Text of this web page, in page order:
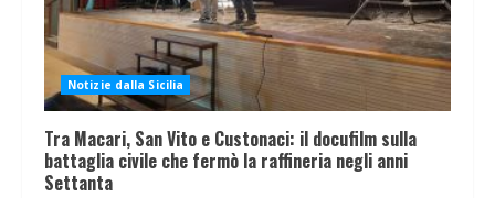
Notizie dalla Sicilia
Tra Macari, San Vito e Custonaci: il docufilm sulla
battaglia civile che fermò la raffineria negli anni
Settanta